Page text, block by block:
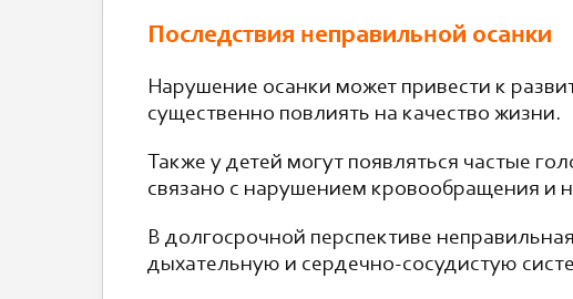
Последствия неправильной осанки
Нарушение осанки может привести к
существенно повлиять на качество жизни.
Также у детей могут появляться частые
связано с нарушением кровообращения и
В долгосрочной перспективе
дыхательную и сердечно-сосудистую